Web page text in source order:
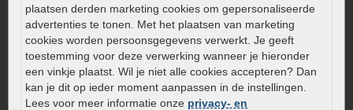
plaatsen derden marketing cookies om gepersonaliseerde
advertenties te tonen. Met het plaatsen van marketing
cookies worden persoonsgegevens verwerkt. Je geeft
toestemming voor deze verwerking wanneer je hieronder
een vinkje plaatst. Wil je niet alle cookies accepteren? Dan
kan je dit op ieder moment aanpassen in de instellingen.
Lees voor meer informatie onze privacy- en
0320 – 219170
Kaapstanderweg 41
8243 RB Lelystad
info@onlinetuinwarenhuis.nl
Routebeschrijving